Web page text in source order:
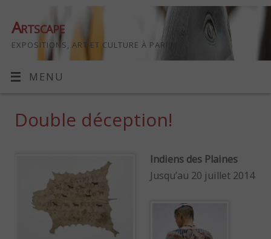
Artscape
EXPOSITIONS, ART ET CULTURE À PARIS
MENU
Double déception!
Indiens des Plaines
Jusqu’au 20 juillet 2014